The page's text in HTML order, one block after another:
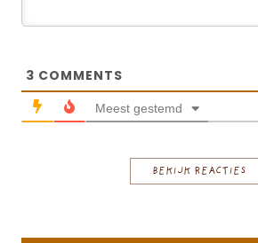
3 COMMENTS
Meest gestemd
BEKIJK REACTIES